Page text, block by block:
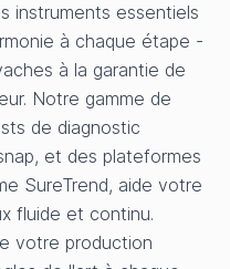
instruments essentiels
à chaque étape -
à la garantie de
Notre gamme de
de diagnostic
et des plateformes
SureTrend, aide votre
fluide et continu.
votre production